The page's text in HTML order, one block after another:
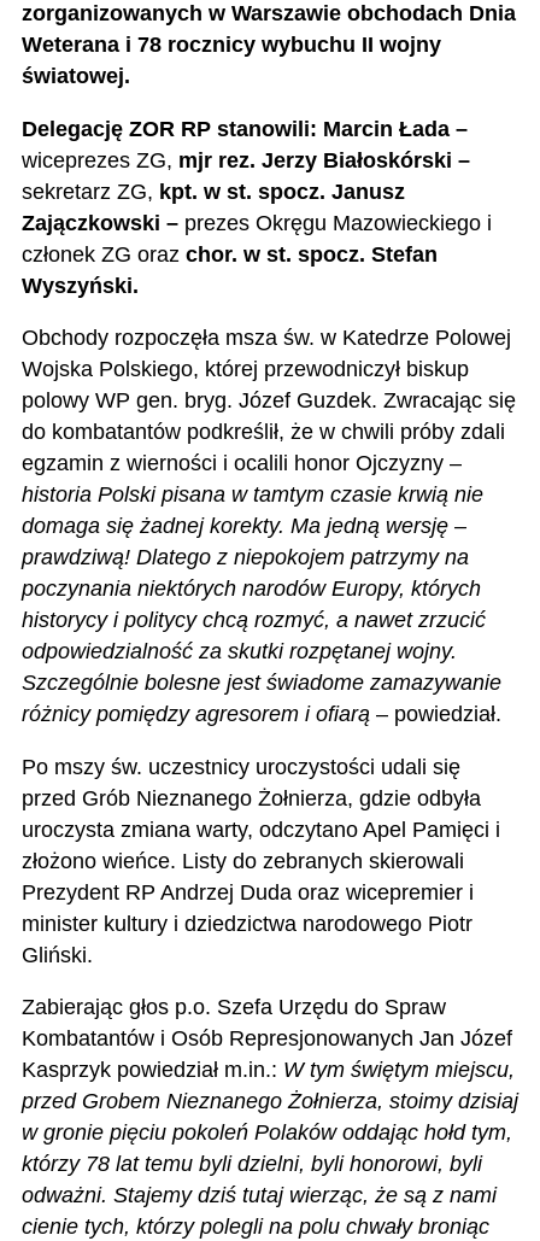
zorganizowanych w Warszawie obchodach Dnia
Weterana i 78 rocznicy wybuchu II wojny
światowej.
Delegację ZOR RP stanowili: Marcin Łada –
wiceprezes ZG, mjr rez. Jerzy Białoskórski –
sekretarz ZG, kpt. w st. spocz. Janusz
Zajączkowski – prezes Okręgu Mazowieckiego i
członek ZG oraz chor. w st. spocz. Stefan
Wyszyński.
Obchody rozpoczęła msza św. w Katedrze Polowej
Wojska Polskiego, której przewodniczył biskup
polowy WP gen. bryg. Józef Guzdek. Zwracając się
do kombatantów podkreślił, że w chwili próby zdali
egzamin z wierności i ocalili honor Ojczyzny –
historia Polski pisana w tamtym czasie krwią nie
domaga się żadnej korekty. Ma jedną wersję –
prawdziwą! Dlatego z niepokojem patrzymy na
poczynania niektórych narodów Europy, których
historycy i politycy chcą rozmyć, a nawet zrzucić
odpowiedzialność za skutki rozpętanej wojny.
Szczególnie bolesne jest świadome zamazywanie
różnicy pomiędzy agresorem i ofiarą– powiedział.
Po mszy św. uczestnicy uroczystości udali się
przed Grób Nieznanego Żołnierza, gdzie odbyła
uroczysta zmiana warty, odczytano Apel Pamięci i
złożono wieńce. Listy do zebranych skierowali
Prezydent RP Andrzej Duda oraz wicepremier i
minister kultury i dziedzictwa narodowego Piotr
Gliński.
Zabierając głos p.o. Szefa Urzędu do Spraw
Kombatantów i Osób Represjonowanych Jan Józef
Kasprzyk powiedział m.in.: W tym świętym miejscu,
przed Grobem Nieznanego Żołnierza, stoimy dzisiaj
w gronie pięciu pokoleń Polaków oddając hołd tym,
którzy 78 lat temu byli dzielni, byli honorowi, byli
odważni. Stajemy dziś tutaj wierząc, że są z nami
cienie tych, którzy polegli na polu chwały broniąc